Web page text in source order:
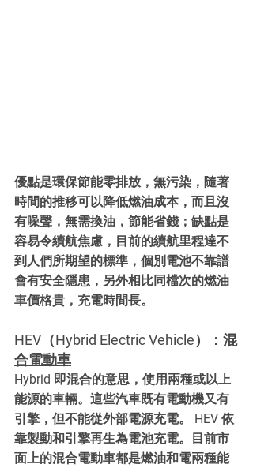
優點是環保節能零排放，無污染，隨著
時間的推移可以降低燃油成本，而且沒
有噪聲，無需換油，節能省錢；缺點是
容易令續航焦慮，目前的續航里程達不
到人們所期望的標準，個別電池不靠譜
會有安全隱患，另外相比同檔次的燃油
車價格貴，充電時間長。
HEV（Hybrid Electric Vehicle）：混
合電動車
Hybrid 即混合的意思，使用兩種或以上
能源的車輛。這些汽車既有電動機又有
引擎，但不能從外部電源充電。 HEV 依
靠製動和引擎再生為電池充電。目前市
面上的混合電動車都是燃油和電兩種能